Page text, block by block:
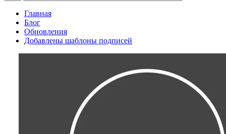
Главная
Блог
Обновления
Добавлены шаблоны подписей